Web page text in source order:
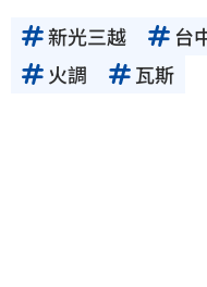
新光三越 台
火調
瓦斯